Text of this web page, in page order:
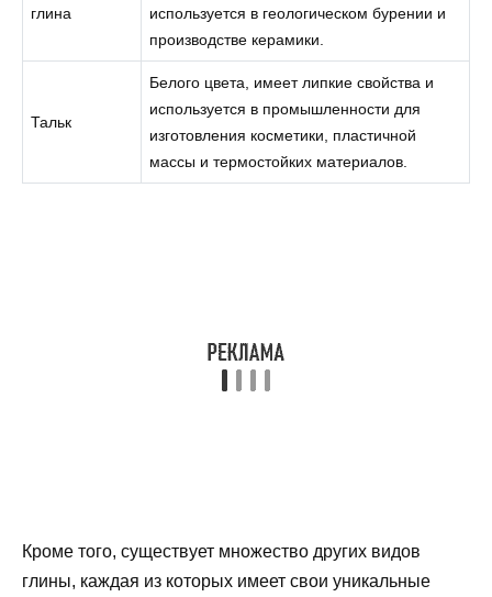
глина
используется в геологическом бурении и
производстве керамики.
Тальк
Белого цвета, имеет липкие свойства и
используется в промышленности для
изготовления косметики, пластичной
массы и термостойких материалов.
Кроме того, существует множество других видов
глины, каждая из которых имеет свои уникальные